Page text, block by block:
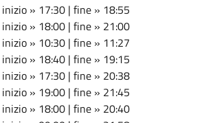
» 17:30 | fine » 18:55
» 18:00 | fine » 21:00
» 10:30 | fine » 11:27
» 18:40 | fine » 19:15
» 17:30 | fine » 20:38
» 19:00 | fine » 21:45
» 18:00 | fine » 20:40